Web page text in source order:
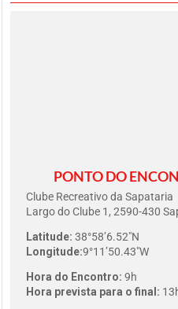
PONTO DO
Clube Recreativo da Sapataria
Largo do Clube 1, 2590-430
Latitude: 38°58’6.52″N
Longitude:9°11’50.43″W
Hora do Encontro: 9h
Hora prevista para o final: